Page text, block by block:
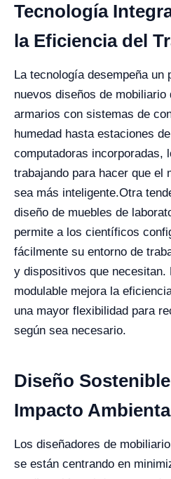
Tecnología
la Eficiencia del
La tecnología desempeña un
nuevos diseños de
armarios con sistemas de
humedad hasta estaciones
computadoras incorporadas,
trabajando para hacer que el
sea más inteligente.Otra
diseño de muebles de
permite a los científicos
fácilmente su entorno de
y dispositivos que necesitan.
modulable mejora la
una mayor flexibilidad para
según sea necesario.
Diseño
Impacto
Los diseñadores de
se están centrando en